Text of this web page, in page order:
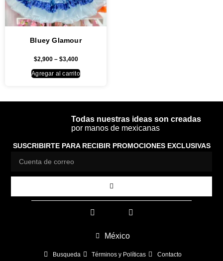
Bluey Glamour
$2,900 – $3,400
Agregar al carrito
Todas nuestras ideas son creadas
por manos de mexicanas
SUSCRIBIRTE PARA RECIBIR PROMOCIONES EXCLUSIVAS
México
Busqueda Términos y Políticas Contacto